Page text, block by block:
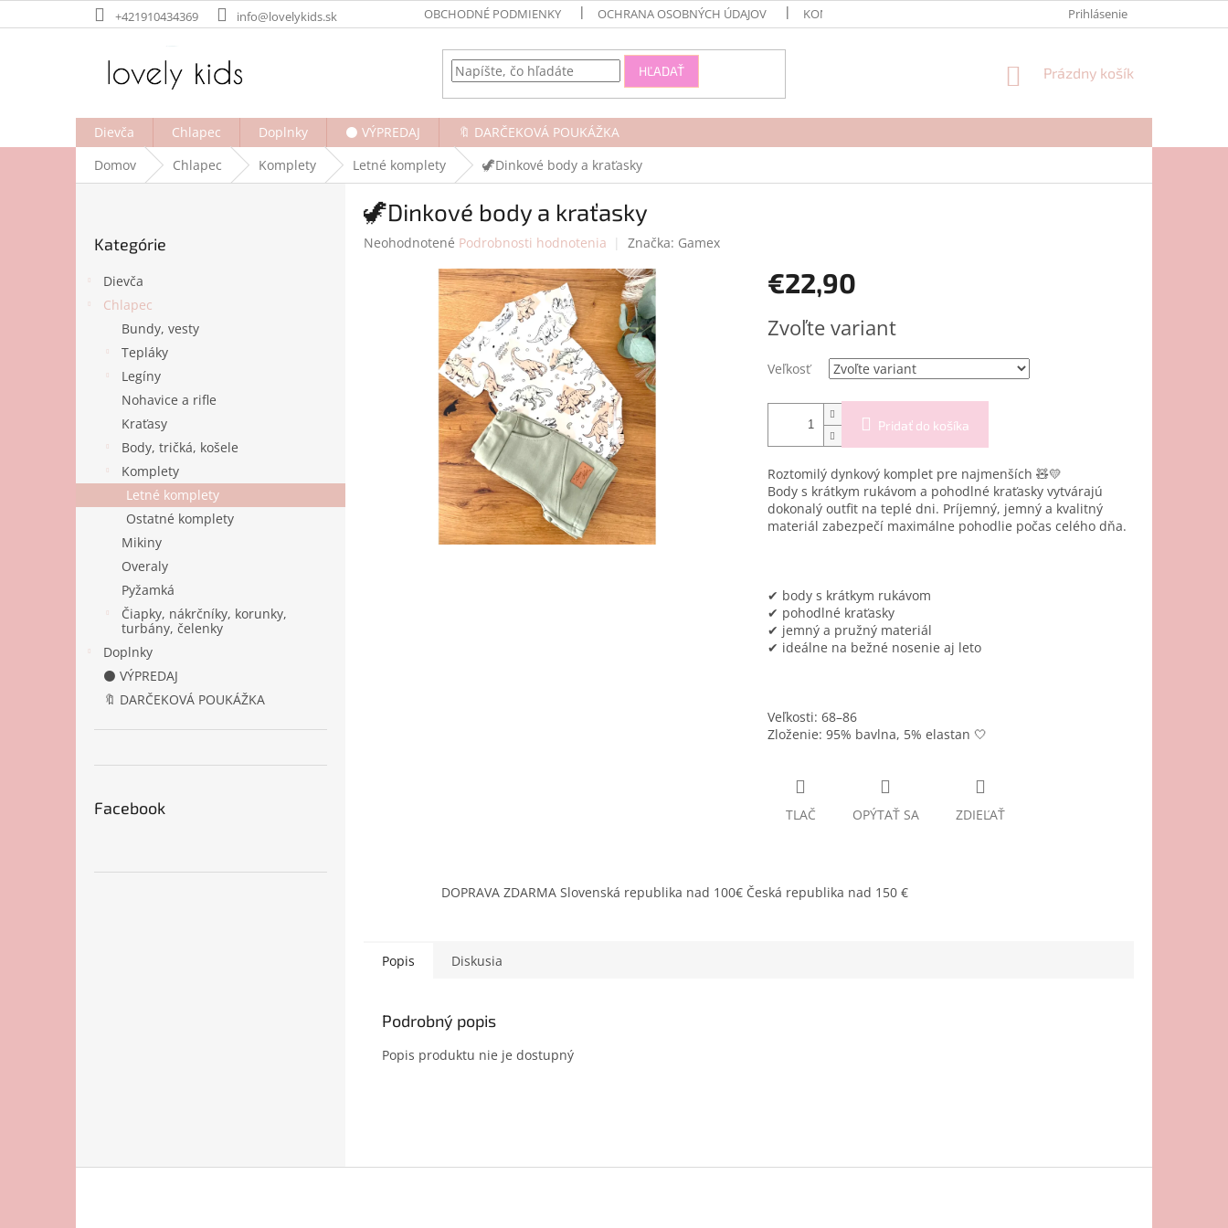
na
+421910434369 info@lovelykids.sk OBCHODNÉ PODMIENKY OCHRANA OSOBNÝCH ÚDAJOV KONTAKTY Prihlásenie
HĽADAŤ
NÁKUPNÝ
Prázdny košík
Dievča Chlapec Doplnky ⚫ VÝPREDAJ
🔖 DARČEKOVÁ POUKÁŽKA
Domov
Chlapec Komplety Letné komplety 🦖Dinkové body a kraťasky
kategórie
Kategórie
Dievča
Chlapec
Bundy, vesty
Tepláky
Legíny
Nohavice a rifle
Kraťasy
Body, tričká, košele
Komplety
Letné komplety
Ostatné komplety
Mikiny
Overaly
Pyžamká
Čiapky, nákrčníky, korunky,
turbány, čelenky
Doplnky
⚫ VÝPREDAJ
🔖 DARČEKOVÁ POUKÁŽKA
Facebook
🦖Dinkové body a kraťasky
Priemerné
Neohodnotené Podrobnosti hodnotenia Značka: Gamex
€22,90
cena:
Zvoľte variant
Veľkosť
Pridať do košíka
Roztomilý dynkový komplet pre najmenších 🧸💛
Body s krátkym rukávom a pohodlné kraťasky vytvárajú
dokonalý outfit na teplé dni. Príjemný, jemný a kvalitný
materiál zabezpečí maximálne pohodlie počas celého dňa.
✔ body s krátkym rukávom
✔ pohodlné kraťasky
✔ jemný a pružný materiál
✔ ideálne na bežné nosenie aj leto
Veľkosti: 68–86
Zloženie: 95% bavlna, 5% elastan 🤍
TLAČ OPÝTAŤ SA ZDIEĽAŤ
DOPRAVA ZDARMA Slovenská republika nad 100€ Česká republika nad 150 €
Popis Diskusia
Podrobný popis
Popis produktu nie je dostupný